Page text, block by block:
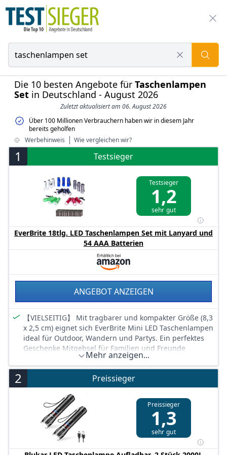
Die 10 besten Angebote für Taschenlampen
Set in Deutschland - August 2026
Zuletzt aktualisiert am 06. August 2026
Über 100 Millionen Verbrauchern haben wir in diesem Jahr
bereits geholfen
Werbehinweis
Wie vergleichen wir?
1 Testsieger
Testsieger
1,2
sehr gut
EverBrite 18tlg. LED Taschenlampen Set mit Lanyard und
54 AAA Batterien
ANGEBOT ANZEIGEN
【VIELSEITIG】 Mit tragbarer und kompakter Größe (‎8,3
x 2,5 cm) eignet sich EverBrite Mini LED Taschenlampen
ideal für Outdoor, Wandern und Partys. Ein perfektes
Geschenke Mitgebsel für Familien und Freunde
【HOCHWERTIG】 Jede EverBrite Mini LED
Taschenlampe ist mit 6 LED-Lampenperlen
ausgestattet, damit Sie sich im Dunkeln zurechtfinden
können.
【BENUTZERFREUNDLICH】 Die Taschenlampen sind
mit Umhängebändern ausgestattet. Zudem ist das
Aluminiumgehäuse für Stoßfestigkeit und
Langlebigkeit ausgelegt. Der Druckknopf ermöglicht
das Ein- und Ausschalten ganz einfach.
Mehr anzeigen...
2 Preissieger
Preissieger
1,3
sehr gut